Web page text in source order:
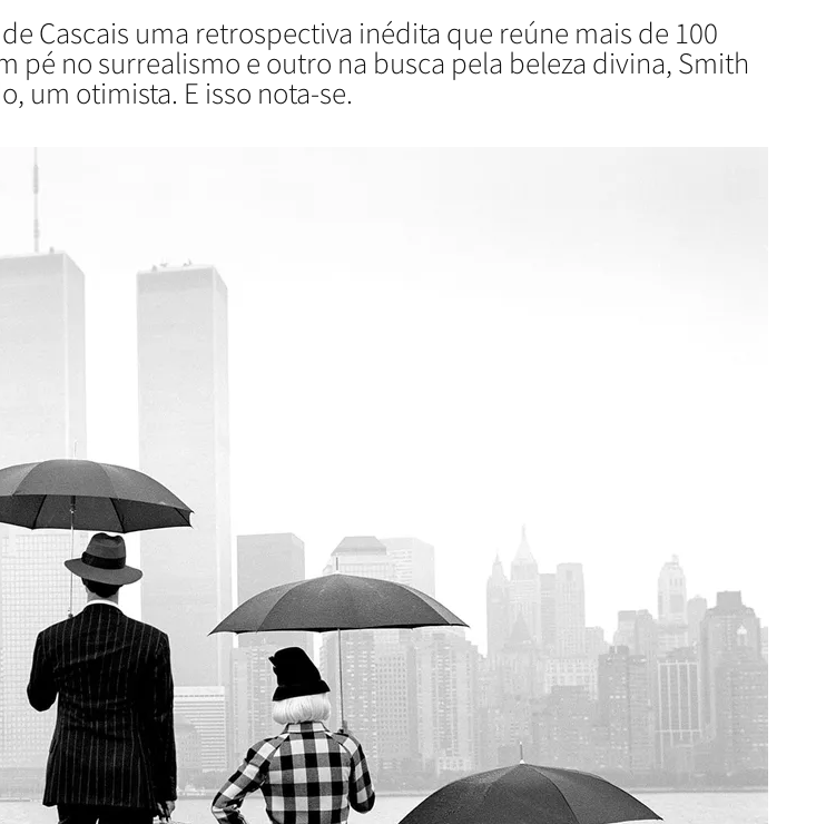
Cascais uma retrospectiva inédita que reúne mais de 100
pé no surrealismo e outro na busca pela beleza divina, Smith
um otimista. E isso nota-se.